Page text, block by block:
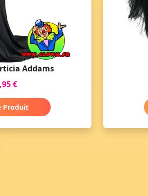
Addams
€
Produit